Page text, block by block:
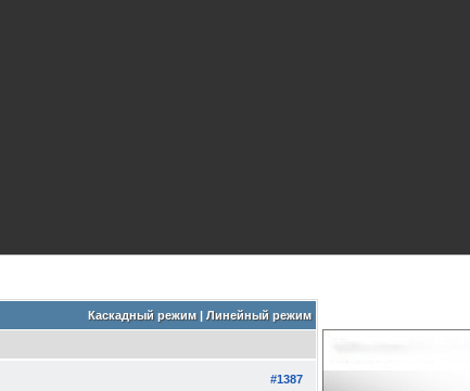
Каскадный режим| Линейный режим
#1387